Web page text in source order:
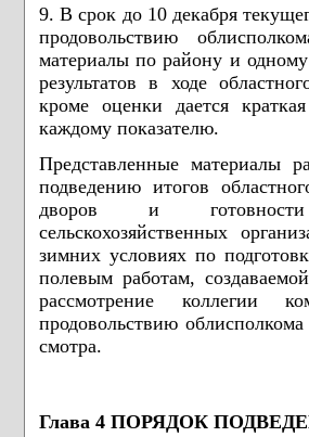
9. В срок до 10 декабря
продовольствию
материалы по району и
результатов в ходе
кроме оценки дается
каждому показателю.
Представленные материалы
подведению итогов
дворов и готовности
сельскохозяйственных
зимних условиях по
полевым работам,
рассмотрение коллегии
продовольствию
смотра.
Глава 4 ПОРЯДОК